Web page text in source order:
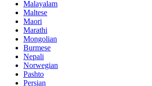
Malayalam
Maltese
Maori
Marathi
Mongolian
Burmese
Nepali
Norwegian
Pashto
Persian